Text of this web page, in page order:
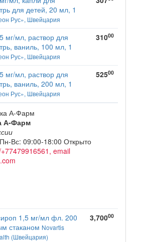
для детей, 20 мл, 1
Рус», Швейцария
мг/мл, раствор для
ваниль, 100 мл, 1
Рус», Швейцария
31000
мг/мл, раствор для
ваниль, 200 мл, 1
Рус», Швейцария
52500
А-Фарм
Пн-Вс: 09:00-18:00 Открыто
email
1,5 мг/мл фл. 200
стаканом Novartis
(Швейцария)
3,70000